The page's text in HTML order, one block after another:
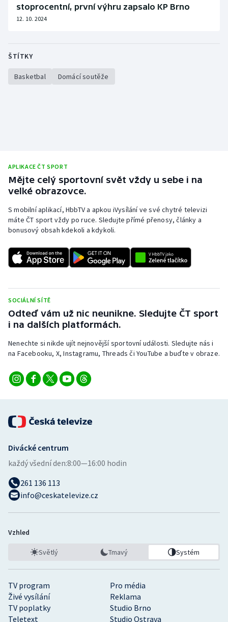
stoprocentní, první výhru zapsalo KP Brno
12. 10. 2024
ŠTÍTKY
Basketbal Domácí soutěže
APLIKACE ČT SPORT
Mějte celý sportovní svět vždy u sebe i na
velké obrazovce.
S mobilní aplikací, HbbTV a apkou iVysílání ve své chytré televizi
máte ČT sport vždy po ruce. Sledujte přímé přenosy, články a
bonusový obsah kdekoli a kdykoli.
SOCIÁLNÍ SÍTĚ
Odteď vám už nic neunikne. Sledujte ČT sport
i na dalších platformách.
Nenechte si nikde ujít nejnovější sportovní události. Sledujte nás i
na Facebooku, X, Instagramu, Threads či YouTube a buďte v obraze.
TV program
Pro média
Živé vysílání
Reklama
TV poplatky
Studio Brno
Teletext
Studio Ostrava
Divácké centrum
každý všední den:8:00—16:00 hodin
261 136 113
info@ceskatelevize.cz
Vzhled
Světlý Tmavý Systém